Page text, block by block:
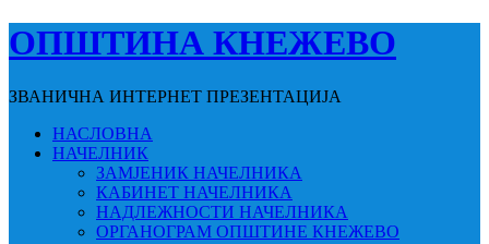
ОПШТИНА КНЕЖЕВО
ЗВАНИЧНА ИНТЕРНЕТ ПРЕЗЕНТАЦИЈА
НАСЛОВНА
НАЧЕЛНИК
ЗАМЈЕНИК НАЧЕЛНИКА
КАБИНЕТ НАЧЕЛНИКА
НАДЛЕЖНОСТИ НАЧЕЛНИКА
ОРГАНОГРАМ ОПШТИНЕ КНЕЖЕВО